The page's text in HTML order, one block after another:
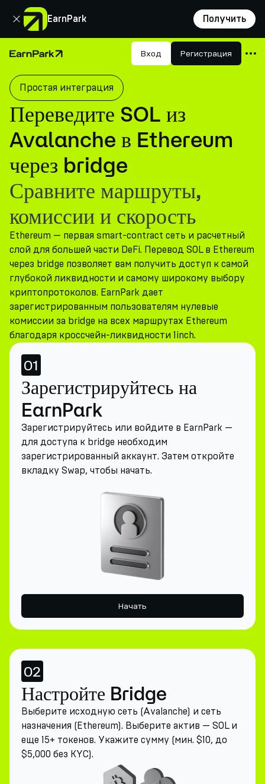
EarnPark Получить
Закрыть
Главная страница Вход Регистрация
Продукты
Рынки
Калькуляторы
Токен PARK
Ресурсы
Компания
Простая интеграция
Переведите SOL из
Avalanche в Ethereum
через bridge
Сравните маршруты,
комиссии и скорость
Ethereum — первая smart-contract сеть и расчетный
слой для большей части DeFi. Перевод SOL в Ethereum
через bridge позволяет вам получить доступ к самой
глубокой ликвидности и самому широкому выбору
криптопротоколов. EarnPark дает
зарегистрированным пользователям нулевые
комиссии за bridge на всех маршрутах Ethereum
благодаря кроссчейн-ликвидности 1inch.
01
Зарегистрируйтесь на
EarnPark
Зарегистрируйтесь или войдите в EarnPark —
для доступа к bridge необходим
зарегистрированный аккаунт. Затем откройте
вкладку Swap, чтобы начать.
Начать
02
Настройте Bridge
Выберите исходную сеть (Avalanche) и сеть
назначения (Ethereum). Выберите актив — SOL и
еще 15+ токенов. Укажите сумму (мин. $10, до
$5,000 без KYC).